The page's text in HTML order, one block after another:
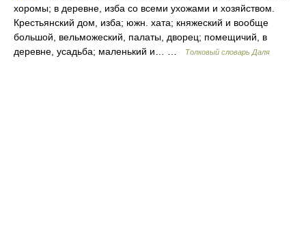
хоромы; в деревне, изба со всеми ухожами и хозяйством.
Крестьянский дом, изба; южн. хата; княжеский и вообще
большой, вельможеский, палаты, дворец; помещичий, в
деревне, усадьба; маленький и… …
Толковый словарь Даля